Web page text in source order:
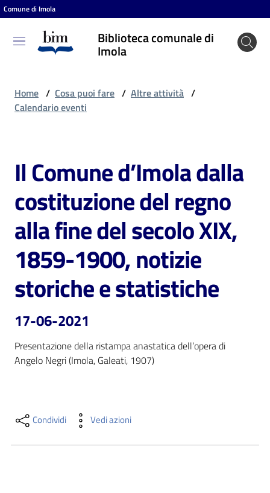
Vai al contenuto
Vai alla navigazione
Vai al footer
Comune di Imola
Biblioteca comunale di
Imola
Biblioteca
comunale
Cosa
puoi
fare
Scopri
contenuti
online
Casa
Home / Cosa puoi fare / Altre attività /
Calendario eventi
Salta al contenuto
Il Comune d’Imola dalla
costituzione del regno
alla fine del secolo XIX,
1859-1900, notizie
storiche e statistiche
17-06-2021
Presentazione della ristampa anastatica dell’opera di
Angelo Negri (Imola, Galeati, 1907)
Condividi Vedi azioni